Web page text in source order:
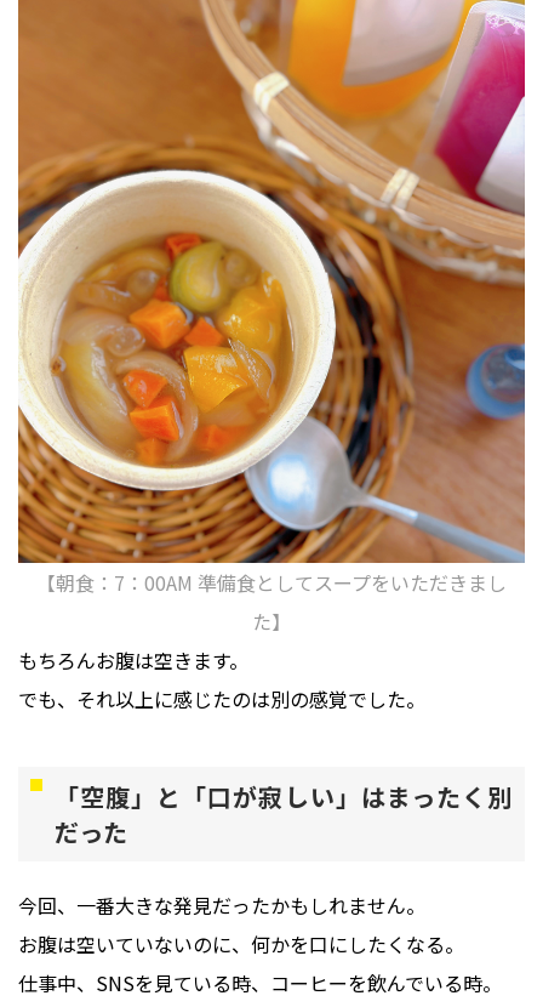
【朝食：7：00AM 準備食としてスープをいただきまし
た】
もちろんお腹は空きます。
でも、それ以上に感じたのは別の感覚でした。
「空腹」と「口が寂しい」はまったく別
だった
今回、一番大きな発見だったかもしれません。
お腹は空いていないのに、何かを口にしたくなる。
仕事中、SNSを見ている時、コーヒーを飲んでいる時。